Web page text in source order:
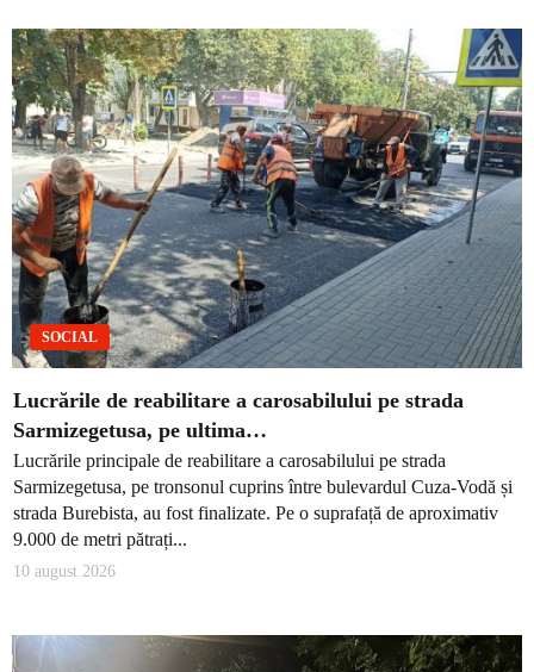
SOCIAL
Lucrările de reabilitare a carosabilului pe strada
Sarmizegetusa, pe ultima…
Lucrările principale de reabilitare a carosabilului pe strada
Sarmizegetusa, pe tronsonul cuprins între bulevardul Cuza-Vodă și
strada Burebista, au fost finalizate. Pe o suprafață de aproximativ
9.000 de metri pătrați...
10 august 2026